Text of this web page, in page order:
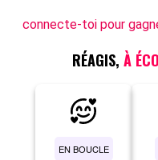
connecte-toi pour
RÉAGIS, À
EN BOUCLE